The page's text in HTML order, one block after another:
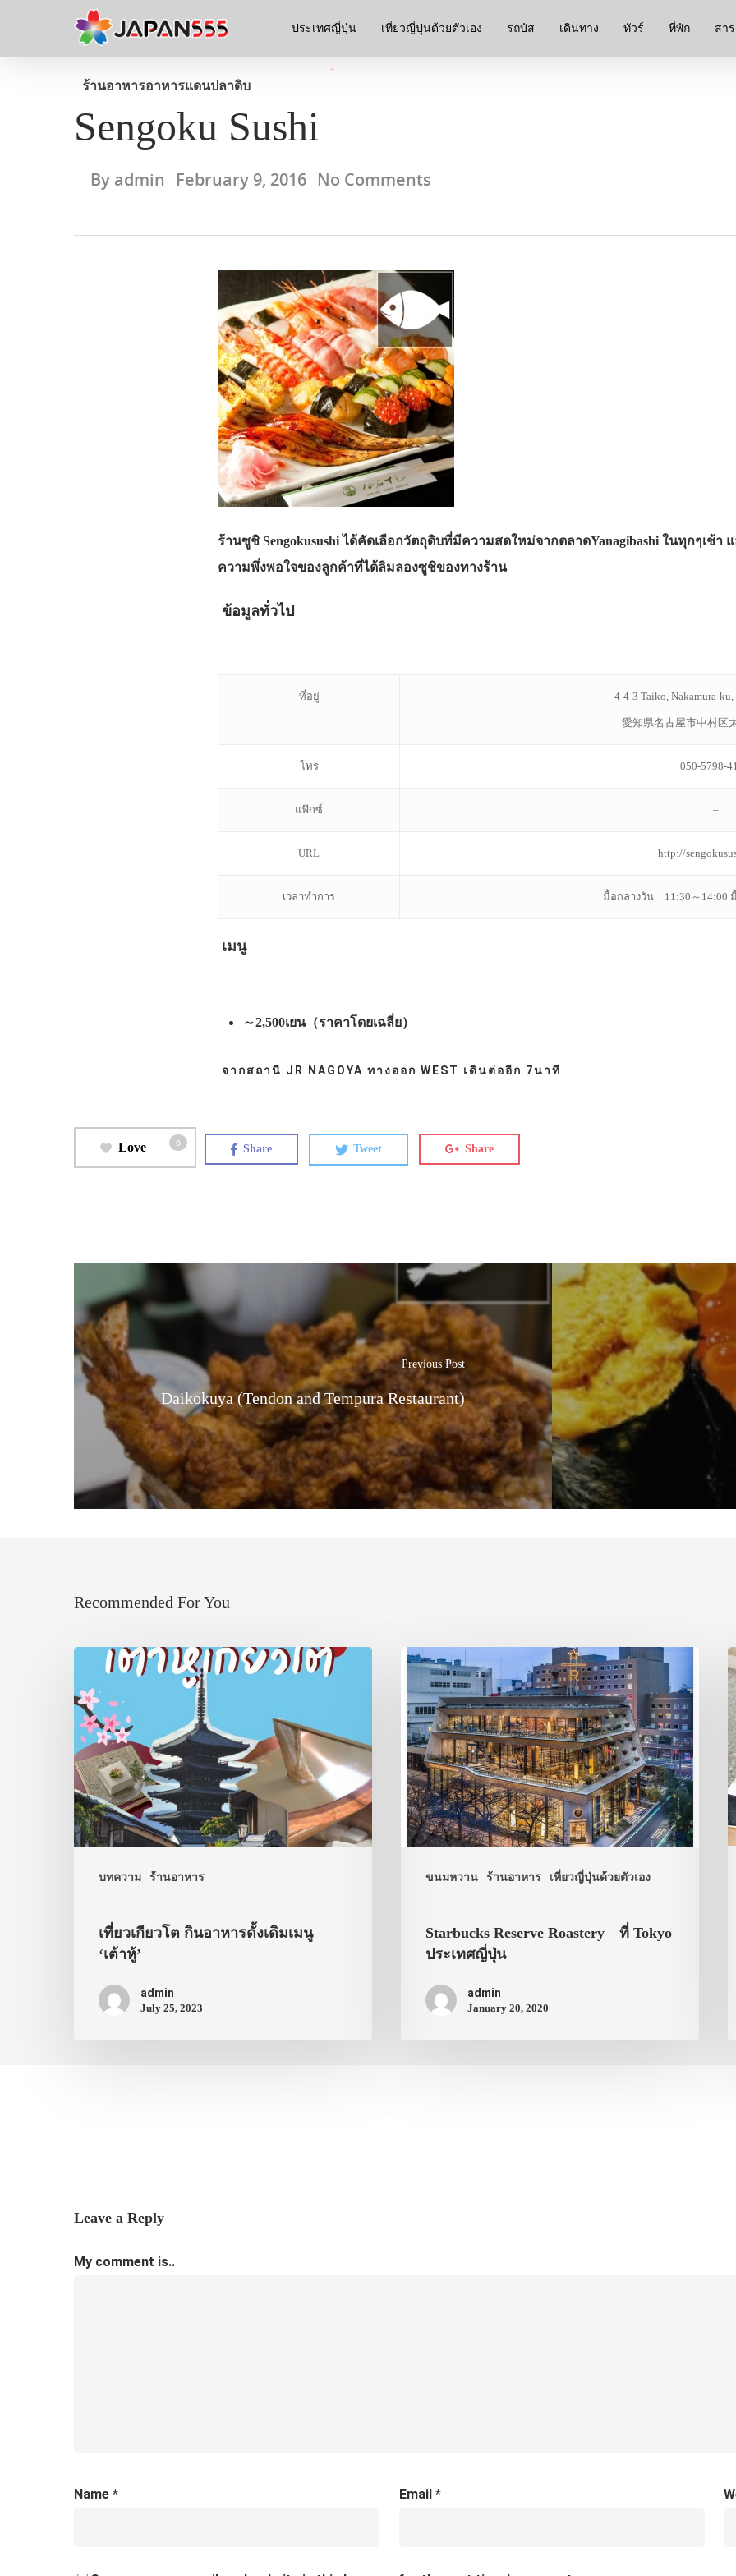
ประเทศญี่ปุ่น เที่ยวญี่ปุ่นด้วยตัวเอง รถบัส เดินทาง ทัวร์ ที่พัก สา
ร้านอาหารอาหารแดนปลาดิบ
Sengoku Sushi
By admin February 9, 2016 No Comments
ร้านซูชิ Sengokusushi ได้คัดเลือกวัตถุดิบที่มีความสดใหม่จากตลาดYanagibashi ในทุกๆเช้
ความพึ่งพอใจของลูกค้าที่ได้ลิมลองซูชิของทางร้าน
ข้อมูลทั่วไป
ที่อยู่ 4-4-3 Taiko, Nakamura-
愛知県名古屋市中村
โทร 050-5798-
แฟ๊กซ์ –
URL http://
เวลาทำการ มื้อกลางวัน 11:30～14:00 มื้
เมนู
～2,500เยน（ราคาโดยเฉลี่ย）
จากสถานี JR NAGOYA ทางออก WEST เดินต่ออีก 7นาที
Love 0 Share Tweet Share
Previous Post
Daikokuya (Tendon and Tempura Restaurant)
Recommended For You
บทความ ร้านอาหาร
เที่ยวเกียวโต กินอาหารดั้งเดิมเมนู
‘เต้าหู้’
admin
July 25, 2023
ขนมหวาน ร้านอาหาร เที่ยวญี่ปุ่นด้วยตัวเอง
Starbucks Reserve Roastery ที่ Tokyo
ประเทศญี่ปุ่น
admin
January 20, 2020
Leave a Reply
My comment is..
Name * Email *